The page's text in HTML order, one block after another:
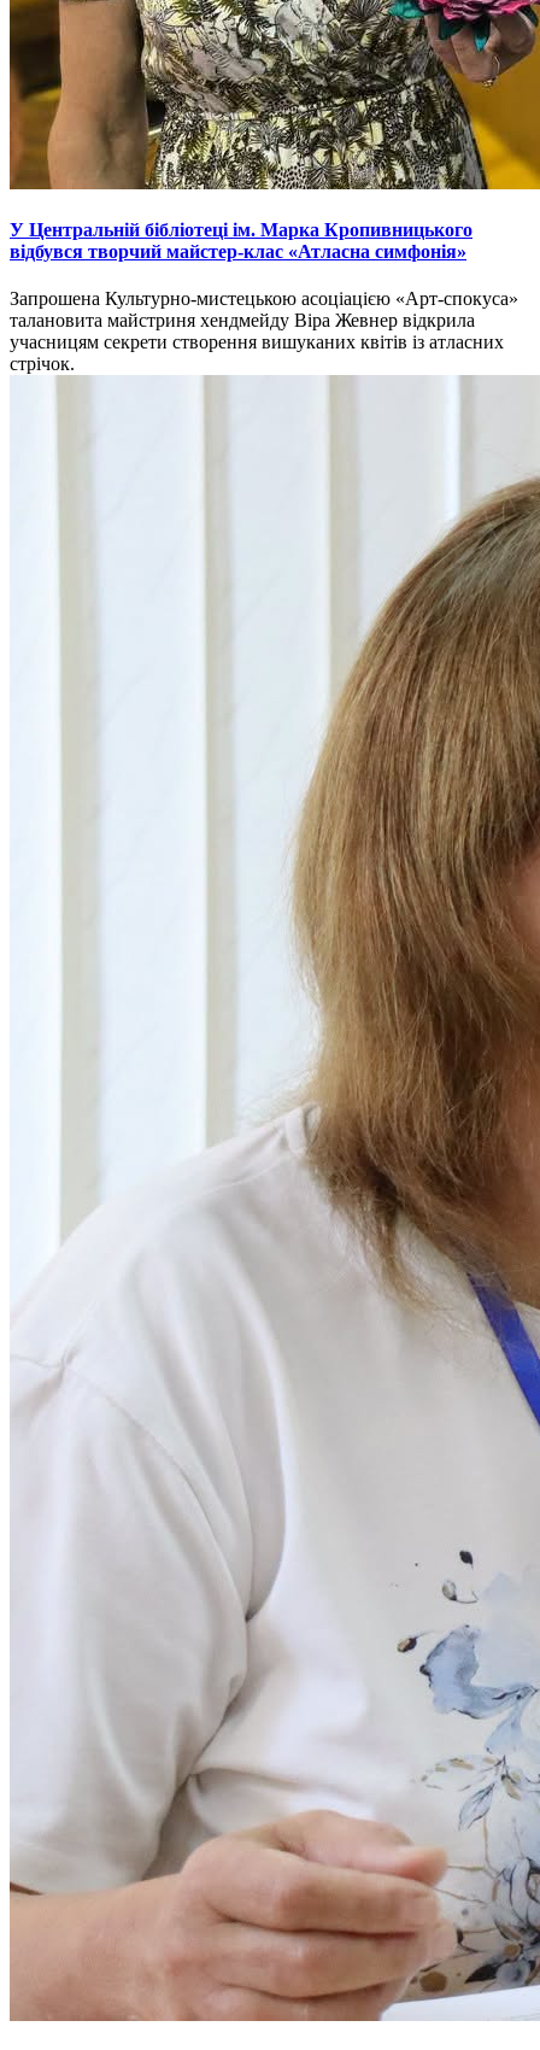
У Центральній бібліотеці ім. Марка Кропивницького
відбувся творчий майстер-клас «Атласна симфонія»
Запрошена Культурно-мистецькою асоціацією «Арт-спокуса»
талановита майстриня хендмейду Віра Жевнер відкрила
учасницям секрети створення вишуканих квітів із атласних
стрічок.